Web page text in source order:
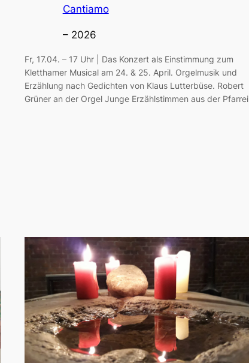
Cantiamo
– 2026
Fr, 17.04. – 17 Uhr | Das Konzert als Einstimmung zum
Kletthamer Musical am 24. & 25. April. Orgelmusik und
Erzählung nach Gedichten von Klaus Lutterbüse. Robert
Grüner an der Orgel Junge Erzählstimmen aus der Pfarrei